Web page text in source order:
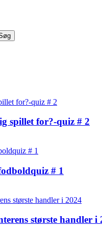
spillet for?-quiz # 2
# 1
største handler i